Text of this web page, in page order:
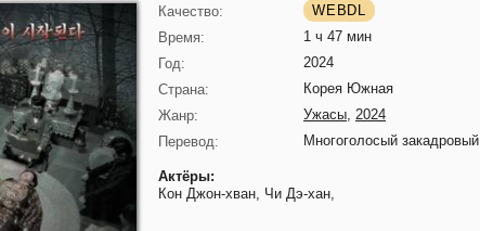
Качество:
WEBDL
Время:
1 ч 47 мин
Год:
2024
Страна:
Корея Южная
Жанр:
Ужасы, 2024
Перевод:
Многоголосый закадровый
Актёры:
Кон Джон-хван, Чи Дэ-хан,